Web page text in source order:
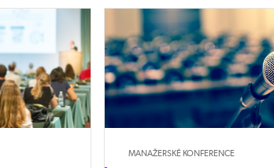
MANAŽERSKÉ KONFERENCE